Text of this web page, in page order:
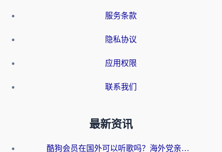
服务条款
隐私协议
应用权限
联系我们
最新资讯
酷狗会员在国外可以听歌吗？海外党亲测有效：3步解决音乐权限难题